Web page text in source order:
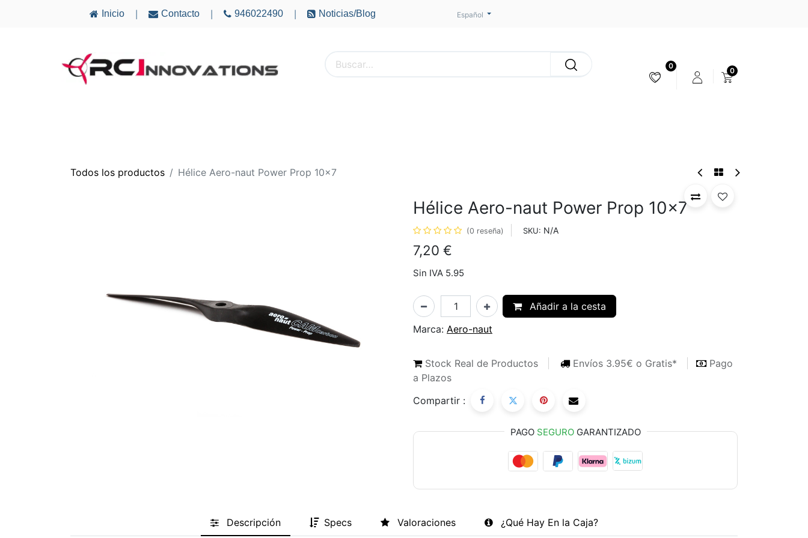
Inicio Contacto 946022490 Noticias/Blog Español
0
0
Todos los productos Hélice Aero-naut Power Prop 10x7
Hélice Aero-naut Power Prop 10x7
(0 reseña) SKU: N/A
7,20 €
Sin IVA 5.95
Añadir a la cesta
Marca: Aero-naut
Stock Real de Productos Envíos 3.95€ o Gratis*
Pago
a Plazos
Compartir :
PAGO SEGUROGARANTIZADO
Descripción Specs Valoraciones ¿Qué Hay En la Caja?